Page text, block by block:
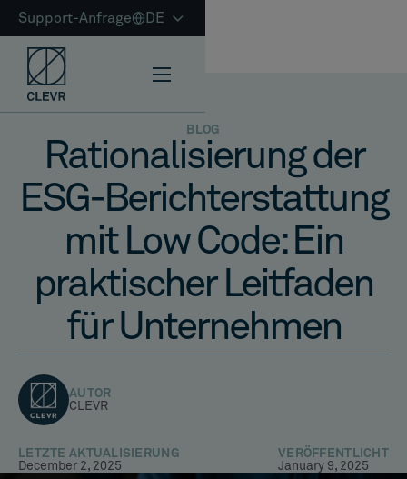
Support-Anfrage DE
BLOG
Rationalisierung der
ESG-Berichterstattung
mit Low Code: Ein
praktischer Leitfaden
für Unternehmen
AUTOR
CLEVR
LETZTE AKTUALISIERUNG
December 2, 2025
VERÖFFENTLICHT
January 9, 2025